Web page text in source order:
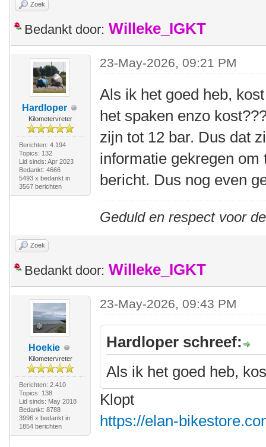
Zoek
Bedankt door: Willeke_IGKT
Hardloper
Kilometervreter
Berichten: 4.194
Topics: 132
Lid sinds: Apr 2023
Bedankt: 4666
5493 x bedankt in
3567 berichten
23-May-2026, 09:21 PM
Als ik het goed heb,
het spaken enzo
zijn tot 12 bar. Dus dat
informatie gekregen
bericht. Dus nog even
Geduld en respect voor
Zoek
Bedankt door: Willeke_IGKT
Hoekie
Kilometervreter
Berichten: 2.410
Topics: 138
Lid sinds: May 2018
Bedankt: 8788
3996 x bedankt in
1854 berichten
23-May-2026, 09:43 PM
Hardloper schreef:
Als ik het goed heb,
Klopt
https://elan-